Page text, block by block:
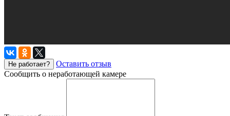
Не работает?
Оставить отзыв
Сообщить о неработающей камере